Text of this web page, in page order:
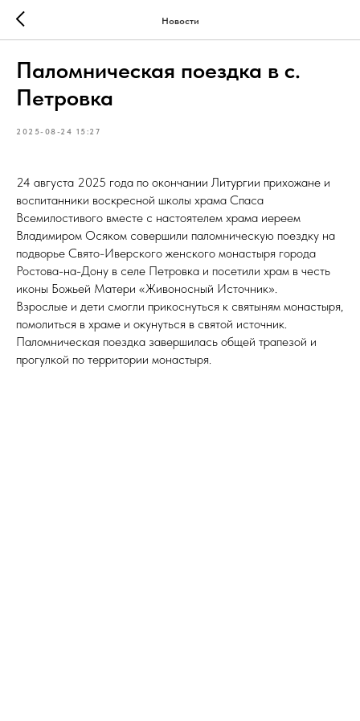
Новости
Паломническая поездка в с.
Петровка
2025-08-24 15:27
24 августа 2025 года по окончании Литургии прихожане и
воспитанники воскресной школы храма Спаса
Всемилостивого вместе с настоятелем храма иереем
Владимиром Осяком совершили паломническую поездку на
подворье Свято-Иверского женского монастыря города
Ростова-на-Дону в селе Петровка и посетили храм в честь
иконы Божьей Матери «Живоносный Источник».
Взрослые и дети смогли прикоснуться к святыням монастыря,
помолиться в храме и окунуться в святой источник.
Паломническая поездка завершилась общей трапезой и
прогулкой по территории монастыря.